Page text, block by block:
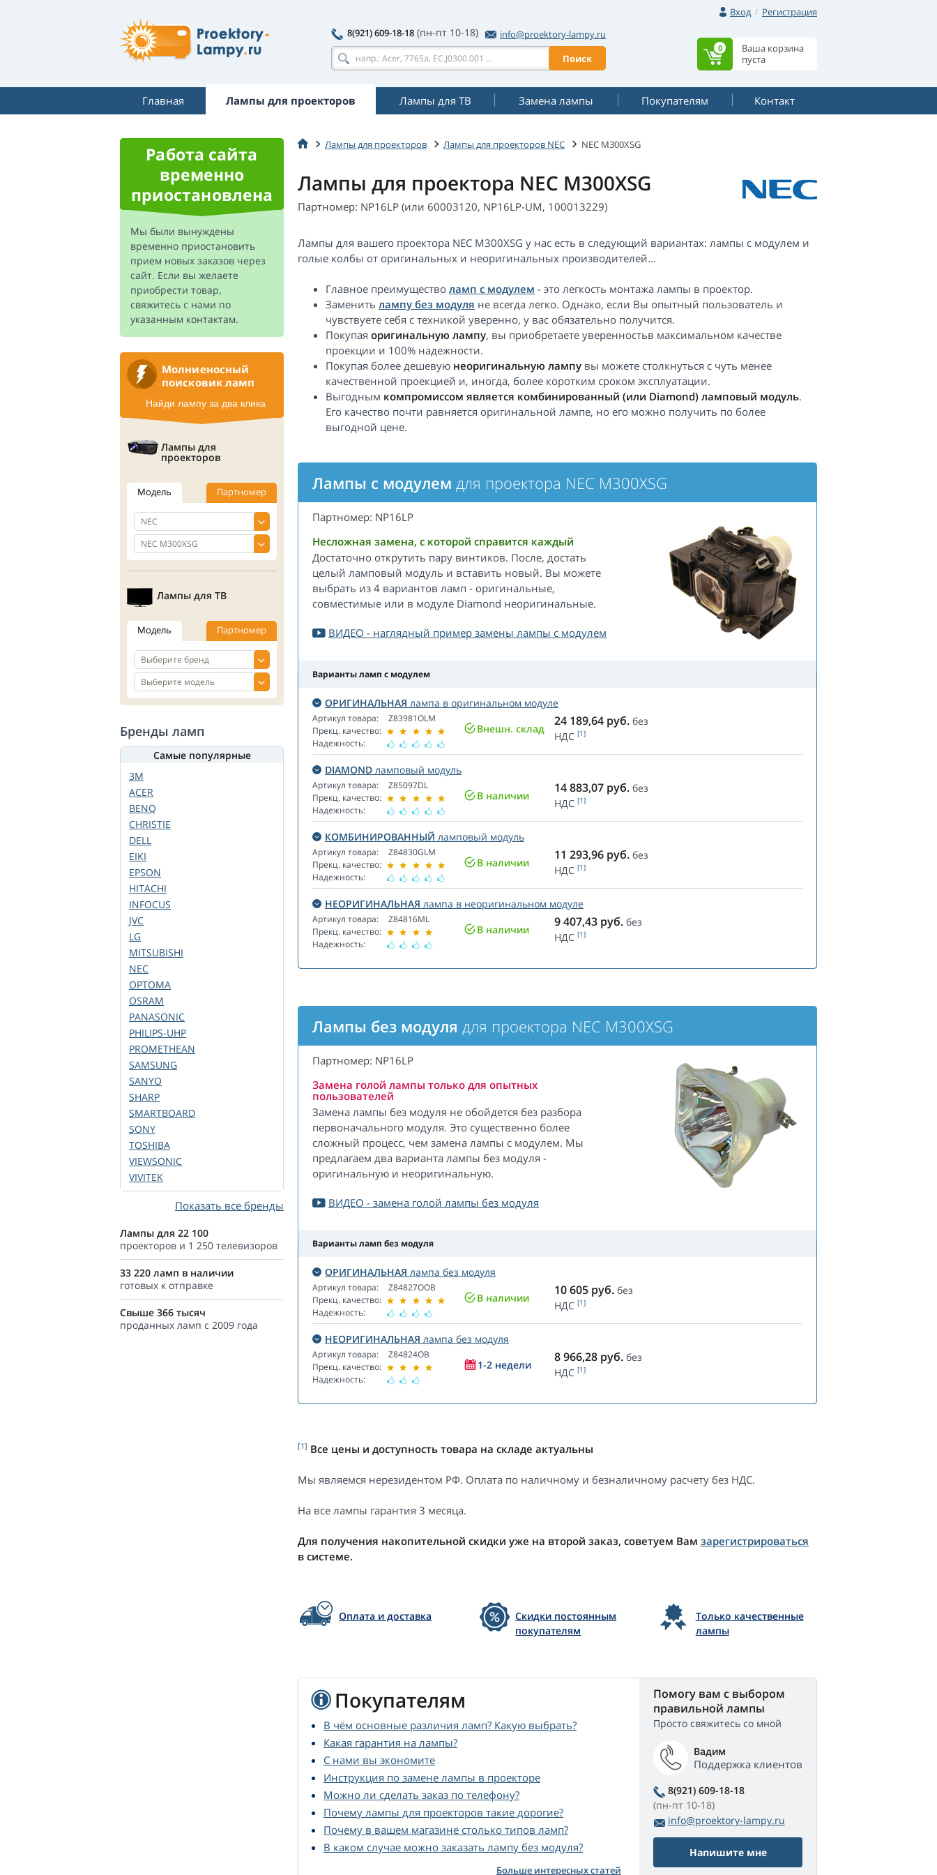
Вход
Регистрация
8(921) 609-18-18 (пн-пт 10-18)
info@proektory-lampy.ru
Поиск
Ваша корзина
пуста
0
Главная Лампы для проекторов Лампы для ТВ Замена лампы Покупателям Контакт
Лампы для проекторов Лампы для проекторов NEC NEC M300XSG
Лампы для проектора NEC M300XSG
Партномер: NP16LP (или 60003120, NP16LP-UM, 100013229)
Лампы для вашего проектора NEC M300XSG у нас есть в следующий вариантах: лампы с модулем и
голые колбы от оригинальных и неоригинальных производителей...
Главное преимущество ламп с модулем - это легкость монтажа лампы в проектор.
Заменить лампу без модуля не всегда легко. Однако, если Вы опытный пользователь и
чувствуете себя с техникой уверенно, у вас обязательно получится.
Покупая оригинальную лампу, вы приобретаете уверенностьв максимальном качестве
проекции и 100% надежности.
Покупая более дешевую неоригинальную лампу вы можете столкнуться с чуть менее
качественной проекцией и, иногда, более коротким сроком эксплуатации.
Выгодным компромиссом является комбинированный (или Diamond) ламповый модуль.
Его качество почти равняется оригинальной лампе, но его можно получить по более
выгодной цене.
Лампы с модулем для проектора NEC M300XSG
Партномер: NP16LP
Несложная замена, с которой справится каждый
Достаточно открутить пару винтиков. После, достать
целый ламповый модуль и вставить новый. Вы можете
выбрать из 4 вариантов ламп - оригинальные,
совместимые или в модуле Diamond неоригинальные.
ВИДЕО - наглядный пример замены лампы с модулем
Варианты ламп с модулем
ОРИГИНАЛЬНАЯ лампа в оригинальном модуле
Артикул товара:
Прекц. качество:
Надежность:
Z83981OLM
Внешн. склад
24 189,64 руб. без
НДС [1]
DIAMOND ламповый модуль
Артикул товара:
Прекц. качество:
Надежность:
Z85097DL
В наличии
14 883,07 руб. без
НДС [1]
КОМБИНИРОВАННЫЙ ламповый модуль
Артикул товара:
Прекц. качество:
Надежность:
Z84830GLM
В наличии
11 293,96 руб. без
НДС [1]
НЕОРИГИНАЛЬНАЯ лампа в неоригинальном модуле
Артикул товара:
Прекц. качество:
Надежность:
Z84816ML
В наличии
9 407,43 руб. без
НДС [1]
Лампы без модуля для проектора NEC M300XSG
Партномер: NP16LP
Замена голой лампы только для опытных
пользователей
Замена лампы без модуля не обойдется без разбора
первоначального модуля. Это существенно более
сложный процесс, чем замена лампы с модулем. Мы
предлагаем два варианта лампы без модуля -
оригинальную и неоригинальную.
ВИДЕО - замена голой лампы без модуля
Варианты ламп без модуля
ОРИГИНАЛЬНАЯ лампа без модуля
Артикул товара:
Прекц. качество:
Надежность:
Z84827OOB
В наличии
10 605 руб. без
НДС [1]
НЕОРИГИНАЛЬНАЯ лампа без модуля
Артикул товара:
Прекц. качество:
Надежность:
Z84824OB
1-2 недели
8 966,28 руб. без
НДС [1]
[1] Все цены и доступность товара на складе актуальны
Мы являемся нерезидентом РФ. Оплата по наличному и безналичному расчету без НДС.
На все лампы гарантия 3 месяца.
Для получения накопительной скидки уже на второй заказ, советуем Вам зарегистрироваться
в системе.
Оплата и доставка
Скидки постоянным
покупателям
Только качественные
лампы
Покупателям
В чём основные различия ламп? Какую выбрать?
Какая гарантия на лампы?
С нами вы экономите
Инструкция по замене лампы в проекторе
Можно ли сделать заказ по телефону?
Почему лампы для проекторов такие дорогие?
Почему в вашем магазине столько типов ламп?
В каком случае можно заказать лампу без модуля?
Больше интересных статей
Помогу вам с выбором
правильной лампы
Просто свяжитесь со мной
Вадим
Поддержка клиентов
8(921) 609-18-18
(пн-пт 10-18)
info@proektory-lampy.ru
Напишите мне
Работа сайта
временно
приостановлена
Мы были вынуждены
временно приостановить
прием новых заказов через
сайт. Если вы желаете
приобрести товар,
свяжитесь с нами по
указанным контактам.
Молниеносный
поисковик ламп
Найди лампу за два клика
Лампы для
проекторов
Модель Партномер
Лампы для ТВ
Модель Партномер
Бренды ламп
Самые популярные
3M
ACER
BENQ
CHRISTIE
DELL
EIKI
EPSON
HITACHI
INFOCUS
JVC
LG
MITSUBISHI
NEC
OPTOMA
OSRAM
PANASONIC
PHILIPS-UHP
PROMETHEAN
SAMSUNG
SANYO
SHARP
SMARTBOARD
SONY
TOSHIBA
VIEWSONIC
VIVITEK
Показать все бренды
Лампы для 22 100
проекторов и 1 250 телевизоров
33 220 ламп в наличии
готовых к отправке
Свыше 366 тысяч
проданных ламп с 2009 года